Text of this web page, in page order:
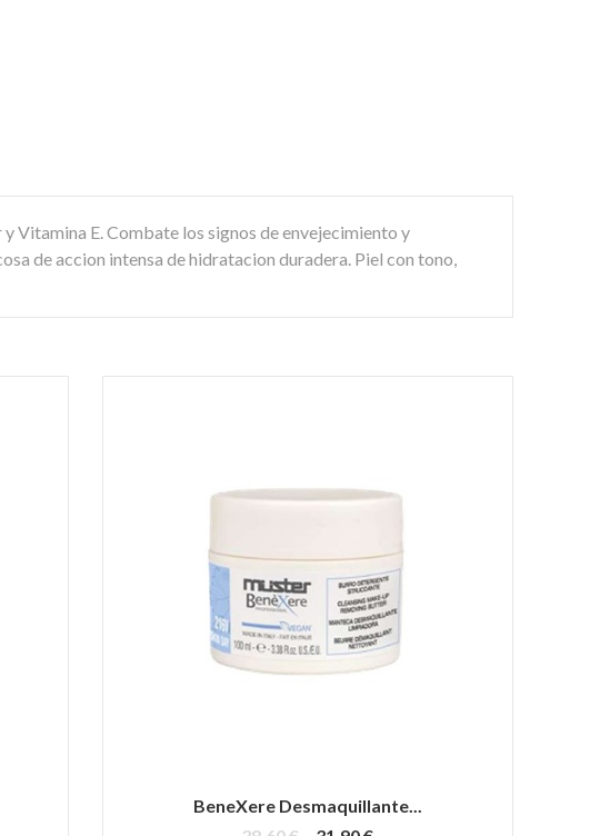
Vitamina E. Combate los signos de envejecimiento y
de accion intensa de hidratacion duradera. Piel con tono,
BeneXere Desmaquillante...